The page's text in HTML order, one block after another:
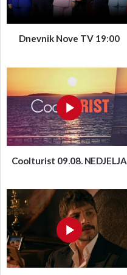
Dnevnik Nove TV 19:00
Coolturist 09.08. NEDJELJA